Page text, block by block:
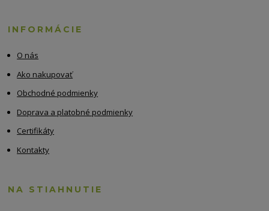
INFORMÁCIE
O nás
Ako nakupovať
Obchodné podmienky
Doprava a platobné podmienky
Certifikáty
Kontakty
NA STIAHNUTIE